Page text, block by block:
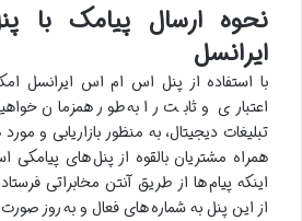
نحوه ارسال پیامک
ایرانسل
با استفاده از پنل اس ام اس ایرانسل
اعتباری و ثابت را به طور همزمان
تبلیغات دیجیتال، به منظور بازاریابی و
همراه مشتریان بالقوه از پنل های پیامکی
اینکه پیام ها از طریق آنتن مخابراتی
از این پنل به شماره های فعال و به روز